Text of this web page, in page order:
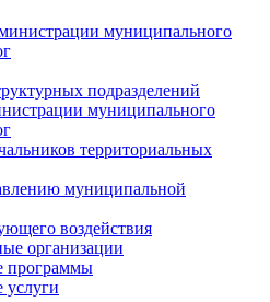
муниципального
подразделений
муниципального
территориальных
муниципальной
воздействия
организации
программы